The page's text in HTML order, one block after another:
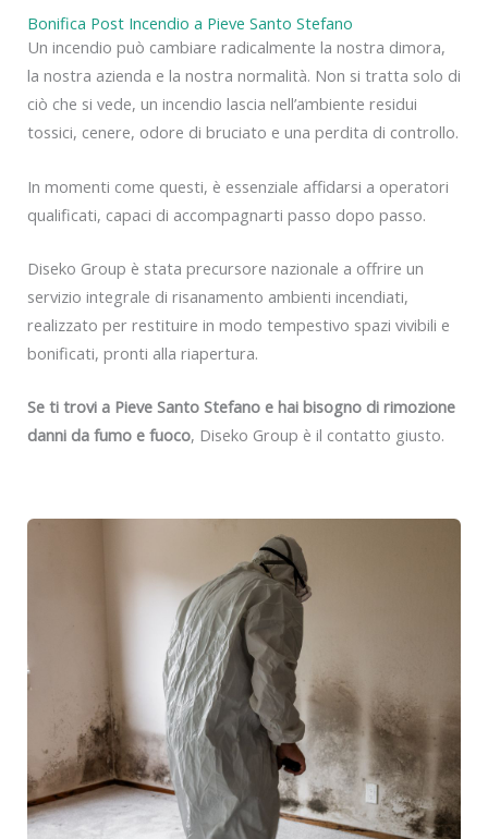
Bonifica Post Incendio a Pieve Santo Stefano
Un incendio può cambiare radicalmente la nostra dimora,
la nostra azienda e la nostra normalità. Non si tratta solo di
ciò che si vede, un incendio lascia nell’ambiente residui
tossici, cenere, odore di bruciato e una perdita di controllo.
In momenti come questi, è essenziale affidarsi a operatori
qualificati, capaci di accompagnarti passo dopo passo.
Diseko Group è stata precursore nazionale a offrire un
servizio integrale di risanamento ambienti incendiati,
realizzato per restituire in modo tempestivo spazi vivibili e
bonificati, pronti alla riapertura.
Se ti trovi a Pieve Santo Stefano e hai bisogno di rimozione
danni da fumo e fuoco, Diseko Group è il contatto giusto.